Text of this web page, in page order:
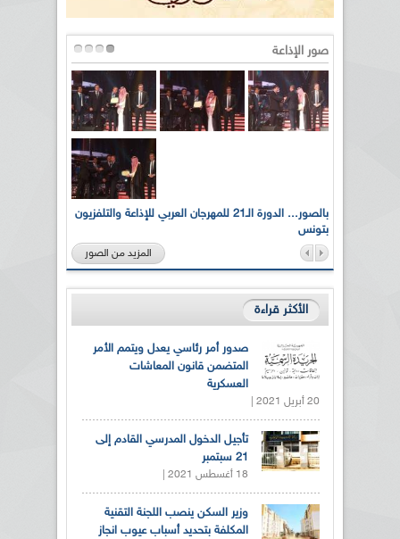
صور الإذاعة
بالصور... الدورة الـ21 للمهرجان العربي للإذاعة والتلفزيون
بتونس
المزيد من الصور
الأكثر قراءة
صدور أمر رئاسي يعدل ويتمم الأمر
المتضمن قانون المعاشات
العسكرية
20 أبريل 2021 |
تأجيل الدخول المدرسي القادم إلى
21 سبتمبر
18 أغسطس 2021 |
وزير السكن ينصب اللجنة التقنية
المكلفة بتحديد أسباب عيوب انجاز